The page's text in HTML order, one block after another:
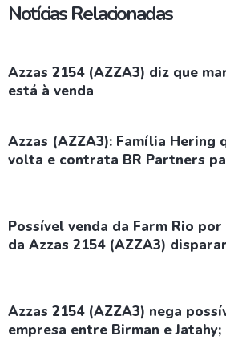
Notícias Relacionadas
Azzas 2154 (AZZA3) diz que
está à venda
Azzas (AZZA3): Família Hering
volta e contrata BR Partners
Possível venda da Farm Rio
da Azzas 2154 (AZZA3)
Azzas 2154 (AZZA3) nega
empresa entre Birman e Jatahy;